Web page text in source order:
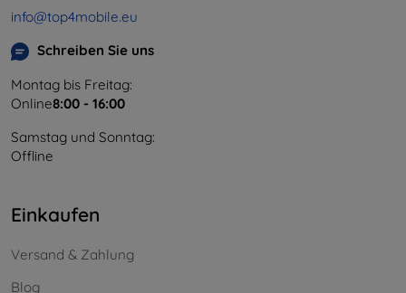
info@top4mobile.eu
Schreiben Sie uns
Montag bis Freitag:
Online8:00 - 16:00
Samstag und Sonntag:
Offline
Einkaufen
Versand & Zahlung
Blog